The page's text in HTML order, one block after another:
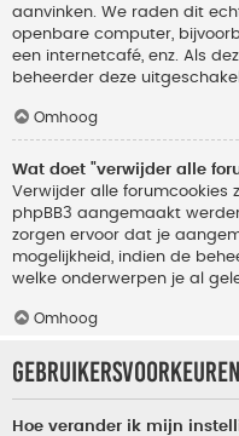
aanvinken. We raden dit
openbare computer,
een internetcafé, enz. Als
beheerder deze
Omhoog
Wat doet "verwijder alle
Verwijder alle forumcookies
phpBB3 aangemaakt
zorgen ervoor dat je
mogelijkheid, indien de
welke onderwerpen je al
Omhoog
Hoe verander ik mijn